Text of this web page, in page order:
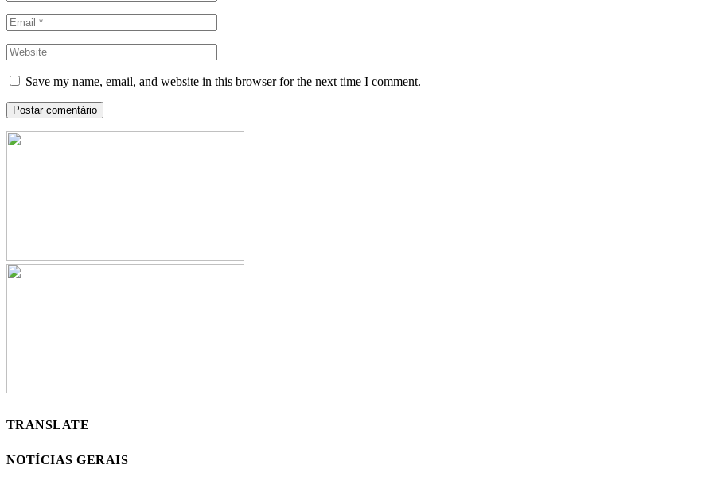
Save my name, email, and website in this browser for the next time I comment.
TRANSLATE
NOTÍCIAS GERAIS